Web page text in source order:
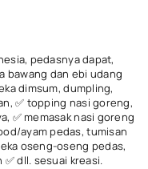
pedasnya dapat,
bawang dan ebi udang
dimsum, dumpling,
✅ topping nasi goreng,
✅ memasak nasi goreng
ayam pedas, tumisan
oseng-oseng pedas,
✅ dll. sesuai kreasi.